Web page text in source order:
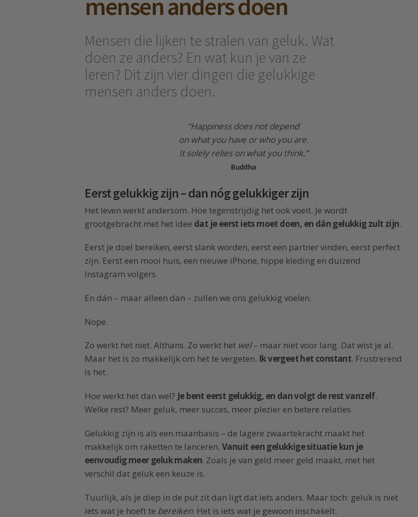
Mensen die lijken te stralen van geluk. Wat
doen ze anders? En wat kun je van ze
leren? Dit zijn vier dingen die gelukkige
mensen anders doen.
“Happiness does not depend
on what you have or who you are.
It solely relies on what you think.”
Buddha
Eerst gelukkig zijn – dan nóg gelukkiger zijn
Het leven werkt andersom. Hoe tegenstrijdig het ook voelt. Je wordt
grootgebracht met het idee dat je eerst iets moet doen, en dán gelukkig zult zijn.
Eerst je doel bereiken, eerst slank worden, eerst een partner vinden, eerst perfect
zijn. Eerst een mooi huis, een nieuwe iPhone, hippe kleding en duizend
Instagram volgers.
En dán – maar alleen dan – zullen we ons gelukkig voelen.
Nope.
Zo werkt het niet. Althans. Zo werkt het wel– maar niet voor lang. Dat wist je al.
Maar het is zo makkelijk om het te vergeten. Ik vergeet het constant. Frustrerend
is het.
Hoe werkt het dan wel? Je bent eerst gelukkig, en dan volgt de rest vanzelf.
Welke rest? Meer geluk, meer succes, meer plezier en betere relaties.
Gelukkig zijn is als een maanbasis – de lagere zwaartekracht maakt het
makkelijk om raketten te lanceren. Vanuit een gelukkige situatie kun je
eenvoudig meer geluk maken. Zoals je van geld meer geld maakt, met het
verschil dat geluk een keuze is.
Tuurlijk, als je diep in de put zit dan ligt dat iets anders. Maar toch: geluk is niet
iets wat je hoeft te bereiken. Het is iets wat je gewoon inschakelt.